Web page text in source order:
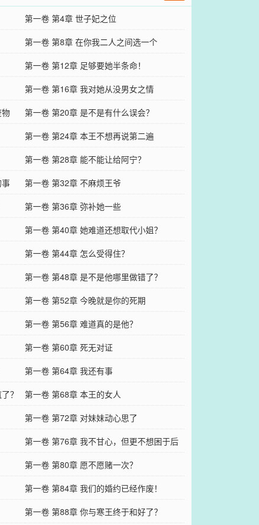
第一卷 第4章 世子妃之位
第一卷 第8章 在你我二人之间选一个
第一卷 第12章 足够要她半条命！
第一卷 第16章 我对她从没男女之情
第一卷 第20章 是不是有什么误会？
第一卷 第24章 本王不想再说第二遍
第一卷 第28章 能不能让给阿宁？
第一卷 第32章 不麻烦王爷
第一卷 第36章 弥补她一些
第一卷 第40章 她难道还想取代小姐？
第一卷 第44章 怎么受得住？
第一卷 第48章 是不是他哪里做错了？
第一卷 第52章 今晚就是你的死期
第一卷 第56章 难道真的是他？
第一卷 第60章 死无对证
第一卷 第64章 我还有事
？
第一卷 第68章 本王的女人
第一卷 第72章 对妹妹动心思了
第一卷 第76章 我不甘心，但更不想困于后
宅
第一卷 第80章 愿不愿赌一次？
第一卷 第84章 我们的婚约已经作废！
第一卷 第88章 你与寒王终于和好了？